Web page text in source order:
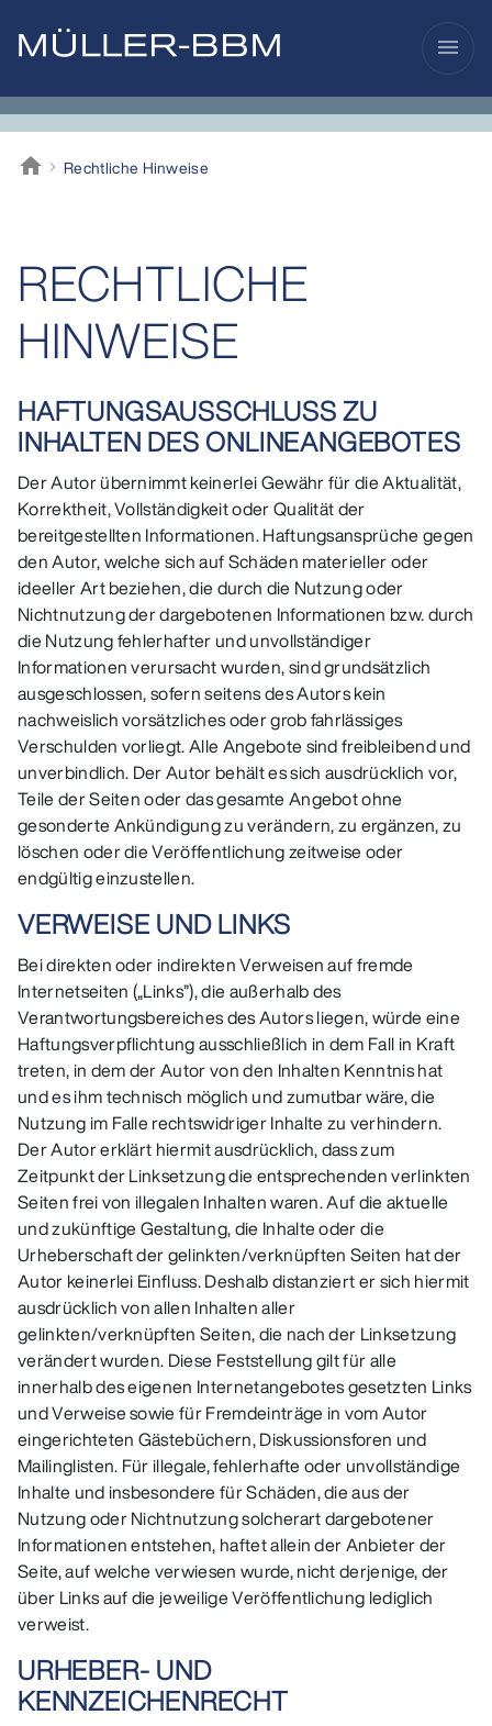
menu
home
Müller-BBMRechtliche Hinweise
RECHTLICHE
HINWEISE
HAFTUNGSAUSSCHLUSS ZU
INHALTEN DES ONLINEANGEBOTES
Der Autor übernimmt keinerlei Gewähr für die Aktualität,
Korrektheit, Vollständigkeit oder Qualität der
bereitgestellten Informationen. Haftungsansprüche gegen
den Autor, welche sich auf Schäden materieller oder
ideeller Art beziehen, die durch die Nutzung oder
Nichtnutzung der dargebotenen Informationen bzw. durch
die Nutzung fehlerhafter und unvollständiger
Informationen verursacht wurden, sind grundsätzlich
ausgeschlossen, sofern seitens des Autors kein
nachweislich vorsätzliches oder grob fahrlässiges
Verschulden vorliegt. Alle Angebote sind freibleibend und
unverbindlich. Der Autor behält es sich ausdrücklich vor,
Teile der Seiten oder das gesamte Angebot ohne
gesonderte Ankündigung zu verändern, zu ergänzen, zu
löschen oder die Veröffentlichung zeitweise oder
endgültig einzustellen.
VERWEISE UND LINKS
Bei direkten oder indirekten Verweisen auf fremde
Internetseiten („Links”), die außerhalb des
Verantwortungsbereiches des Autors liegen, würde eine
Haftungsverpflichtung ausschließlich in dem Fall in Kraft
treten, in dem der Autor von den Inhalten Kenntnis hat
und es ihm technisch möglich und zumutbar wäre, die
Nutzung im Falle rechtswidriger Inhalte zu verhindern.
Der Autor erklärt hiermit ausdrücklich, dass zum
Zeitpunkt der Linksetzung die entsprechenden verlinkten
Seiten frei von illegalen Inhalten waren. Auf die aktuelle
und zukünftige Gestaltung, die Inhalte oder die
Urheberschaft der gelinkten/verknüpften Seiten hat der
Autor keinerlei Einfluss. Deshalb distanziert er sich hiermit
ausdrücklich von allen Inhalten aller
gelinkten/verknüpften Seiten, die nach der Linksetzung
verändert wurden. Diese Feststellung gilt für alle
innerhalb des eigenen Internetangebotes gesetzten Links
und Verweise sowie für Fremdeinträge in vom Autor
eingerichteten Gästebüchern, Diskussionsforen und
Mailinglisten. Für illegale, fehlerhafte oder unvollständige
Inhalte und insbesondere für Schäden, die aus der
Nutzung oder Nichtnutzung solcherart dargebotener
Informationen entstehen, haftet allein der Anbieter der
Seite, auf welche verwiesen wurde, nicht derjenige, der
über Links auf die jeweilige Veröffentlichung lediglich
verweist.
URHEBER- UND
KENNZEICHENRECHT